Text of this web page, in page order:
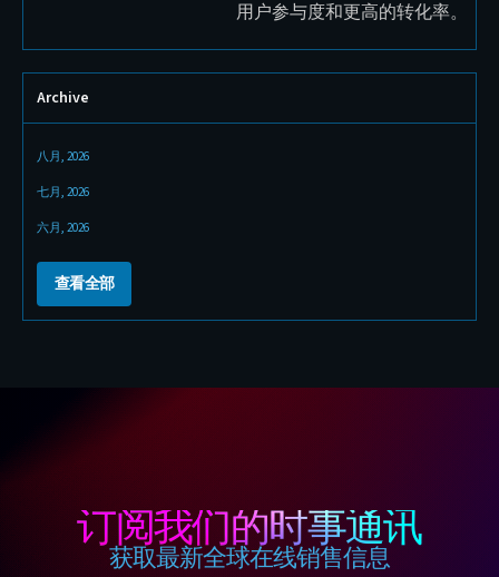
Archive
八月, 2026
七月, 2026
六月, 2026
查看全部
订阅我们的时事通讯
获取最新全球在线销售信息